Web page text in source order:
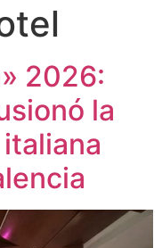
2026:
la